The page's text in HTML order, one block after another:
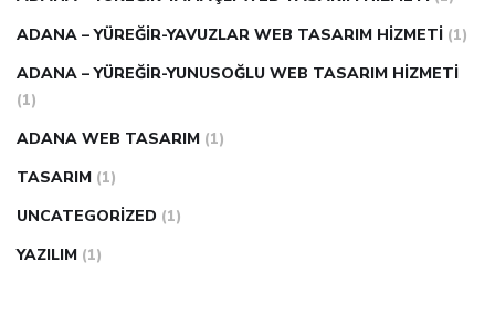
ADANA – YÜREĞIR-YAVUZLAR WEB TASARIM HIZMETI (1)
ADANA – YÜREĞIR-YUNUSOĞLU WEB TASARIM HIZMETI
(1)
ADANA WEB TASARIM (1)
TASARIM (1)
UNCATEGORIZED (1)
YAZILIM (1)